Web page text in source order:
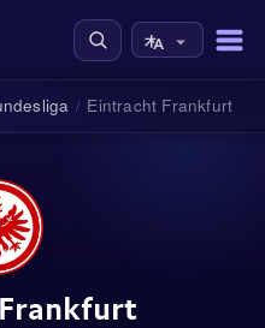
/ Eintracht Frankfurt